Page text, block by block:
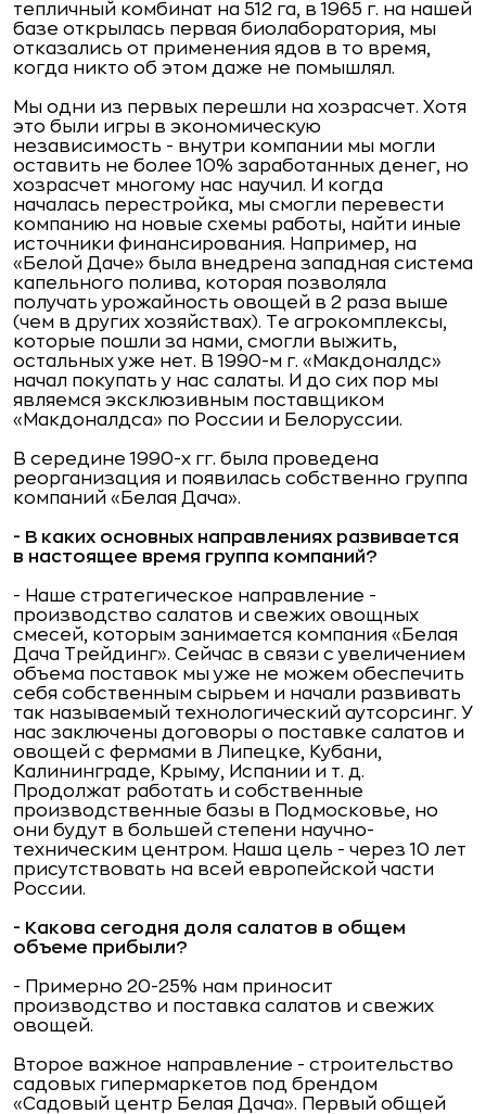
тепличный комбинат на 512 га, в 1965 г. на нашей
базе открылась первая биолаборатория, мы
отказались от применения ядов в то время,
когда никто об этом даже не помышлял.
Мы одни из первых перешли на хозрасчет. Хотя
это были игры в экономическую
независимость - внутри компании мы могли
оставить не более 10% заработанных денег, но
хозрасчет многому нас научил. И когда
началась перестройка, мы смогли перевести
компанию на новые схемы работы, найти иные
источники финансирования. Например, на
«Белой Даче» была внедрена западная система
капельного полива, которая позволяла
получать урожайность овощей в 2 раза выше
(чем в других хозяйствах). Те агрокомплексы,
которые пошли за нами, смогли выжить,
остальных уже нет. В 1990-м г. «Макдоналдс»
начал покупать у нас салаты. И до сих пор мы
являемся эксклюзивным поставщиком
«Макдоналдса» по России и Белоруссии.
В середине 1990-х гг. была проведена
реорганизация и появилась собственно группа
компаний «Белая Дача».
- В каких основных направлениях развивается
в настоящее время группа компаний?
- Наше стратегическое направление -
производство салатов и свежих овощных
смесей, которым занимается компания «Белая
Дача Трейдинг». Сейчас в связи с увеличением
объема поставок мы уже не можем обеспечить
себя собственным сырьем и начали развивать
так называемый технологический аутсорсинг. У
нас заключены договоры о поставке салатов и
овощей с фермами в Липецке, Кубани,
Калининграде, Крыму, Испании и т. д.
Продолжат работать и собственные
производственные базы в Подмосковье, но
они будут в большей степени научно-
техническим центром. Наша цель - через 10 лет
присутствовать на всей европейской части
России.
- Какова сегодня доля салатов в общем
объеме прибыли?
- Примерно 20-25% нам приносит
производство и поставка салатов и свежих
овощей.
Второе важное направление - строительство
садовых гипермаркетов под брендом
«Садовый центр Белая Дача». Первый общей